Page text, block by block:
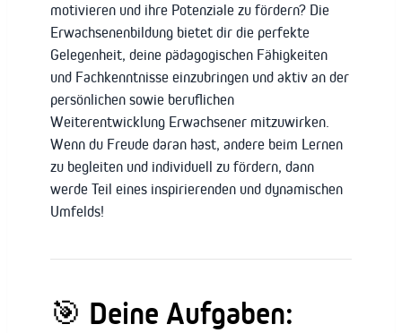
motivieren und ihre Potenziale zu fördern? Die
Erwachsenenbildung bietet dir die perfekte
Gelegenheit, deine pädagogischen Fähigkeiten
und Fachkenntnisse einzubringen und aktiv an der
persönlichen sowie beruflichen
Weiterentwicklung Erwachsener mitzuwirken.
Wenn du Freude daran hast, andere beim Lernen
zu begleiten und individuell zu fördern, dann
werde Teil eines inspirierenden und dynamischen
Umfelds!
🎯 Deine Aufgaben: